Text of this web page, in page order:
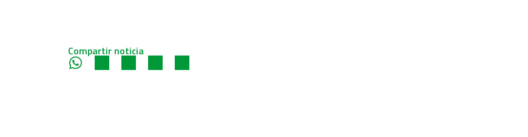
Compartir noticia